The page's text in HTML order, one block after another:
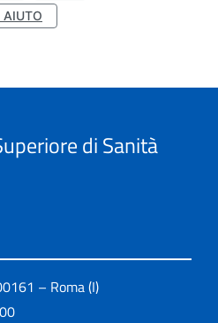
AIUTO
di Sanità
– Roma (I)